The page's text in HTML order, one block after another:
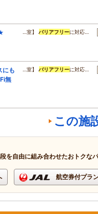
★
…室】バリアフリーに対応…
にも
無
…室】バリアフリーに対応…
この施
を自由に組み合わせたおトクな
航空券付プラ